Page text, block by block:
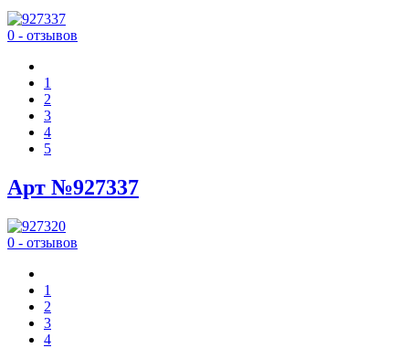
0 - отзывов
1
2
3
4
5
Арт №927337
0 - отзывов
1
2
3
4